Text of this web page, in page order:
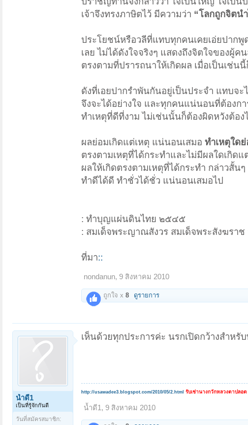
เจ้าจึงทรงภาษิตไว้ มีความว่า “โลกถูกจิตน
ประโยชน์หรือวลีที่แทบทุกคนเคยเอ่ยปากพู
เลย ไม่ได้ดังใจจริงๆ แสดงถึงจิตใจของผู้
ตรงตามที่ปรารถนาให้เกิดผล เมื่อเป็นเช่น
ดังที่เอยปากรำพันกันอยู่เป็นประจำ แทบจะ
จึงจะได้อย่างใจ และทุกคนแน่นอนที่ต้องก
ทำเหตุที่ดีที่งาม ไม่เช่นนั้นก็ต้องผิดหวังต้อง
ผลย่อมเกิดแต่เหตุ แน่นอนเสมอ ทำเหตุใด
ตรงตามเหตุที่ได้กระทำและไม่มีผลใดเกิด
ผลให้เกิดตรงตามเหตุที่ได้กระทำ กล่าวสั้
ทำดีได้ดี ทำชั่วได้ชั่ว แน่นอนเสมอไป
: ทำบุญแผ่นดินไทย ๒๕๔๕
: สมเด็จพระญาณสังวร สมเด็จพระสังฆรา
ที่มา::
nondanun, 9 สิงหาคม 2010
ถูกใจ x 8 ดูรายการ
น้ำดี1
เป็นที่รู้จักกันดี
วันที่สมัครสมาชิก:
เห็นด้วยทุกประการค่ะ นรกเปิดกว้างสำห
http://usawadee3.blogspot.com/2010/05/2.html รับเช่านางกวักหลวงตาปลอ
น้ำดี1 , 9 สิงหาคม 2010